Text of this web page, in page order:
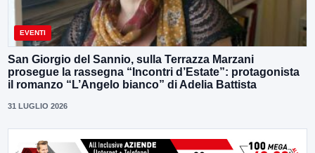
EVENTI
San Giorgio del Sannio, sulla Terrazza Marzani
prosegue la rassegna “Incontri d’Estate”: protagonista
il romanzo “L’Angelo bianco” di Adelia Battista
31 LUGLIO 2026